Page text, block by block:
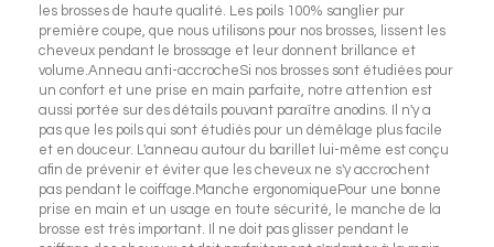
les brosses de haute qualité. Les poils 100% sanglier pur
première coupe, que nous utilisons pour nos brosses, lissent les
cheveux pendant le brossage et leur donnent brillance et
volume.Anneau anti-accrocheSi nos brosses sont étudiées pour
un confort et une prise en main parfaite, notre attention est
aussi portée sur des détails pouvant paraître anodins. Il n'y a
pas que les poils qui sont étudiés pour un démêlage plus facile
et en douceur. L'anneau autour du barillet lui-même est conçu
afin de prévenir et éviter que les cheveux ne s'y accrochent
pas pendant le coiffage.Manche ergonomiquePour une bonne
prise en main et un usage en toute sécurité, le manche de la
brosse est très important. Il ne doit pas glisser pendant le